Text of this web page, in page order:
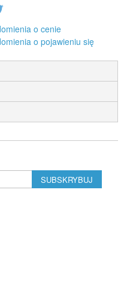
o cenie
o pojawieniu się
SUBSKRYBUJ